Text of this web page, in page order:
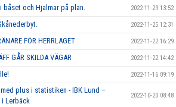
båset och Hjalmar på plan. 2022-11-29 13:52
2022-11-25 12:31
FÖR HERRLAGET 2022-11-22 16:29
GÅR SKILDA VÄGAR 2022-11-22 14:42
2022-11-16 09:19
plus i statistiken - IBK Lund –
i Lerbäck
2022-10-20 08:48